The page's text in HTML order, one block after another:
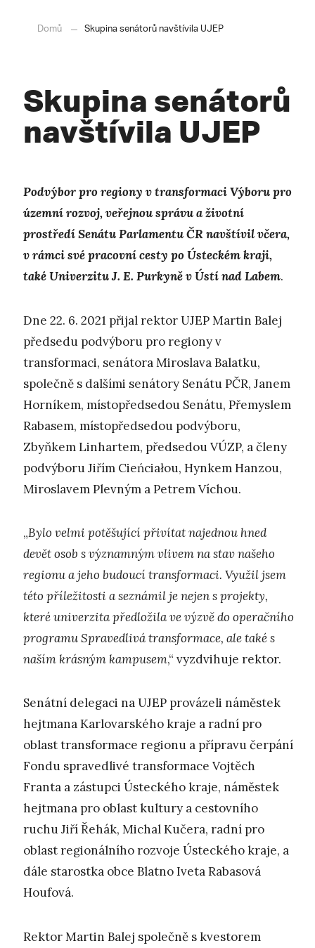
Domů Skupina senátorů navštívila UJEP
Skupina senátorů
navštívila UJEP
Podvýbor pro regiony v transformaci Výboru pro
územní rozvoj, veřejnou správu a životní
prostředí Senátu Parlamentu ČR navštívil včera,
v rámci své pracovní cesty po Ústeckém kraji,
také Univerzitu J. E. Purkyně v Ústí nad Labem.
Dne 22. 6. 2021 přijal rektor UJEP Martin Balej
předsedu podvýboru pro regiony v
transformaci, senátora Miroslava Balatku,
společně s dalšími senátory Senátu PČR, Janem
Horníkem, místopředsedou Senátu, Přemyslem
Rabasem, místopředsedou podvýboru,
Zbyňkem Linhartem, předsedou VÚZP, a členy
podvýboru Jiřím Cieńciałou, Hynkem Hanzou,
Miroslavem Plevným a Petrem Víchou.
„Bylo velmi potěšující přivítat najednou hned
devět osob s významným vlivem na stav našeho
regionu a jeho budoucí transformaci. Využil jsem
této příležitosti a seznámil je nejen s projekty,
které univerzita předložila ve výzvě do operačního
programu Spravedlivá transformace, ale také s
naším krásným kampusem,“ vyzdvihuje rektor.
Senátní delegaci na UJEP provázeli náměstek
hejtmana Karlovarského kraje a radní pro
oblast transformace regionu a přípravu čerpání
Fondu spravedlivé transformace Vojtěch
Franta a zástupci Ústeckého kraje, náměstek
hejtmana pro oblast kultury a cestovního
ruchu Jiří Řehák, Michal Kučera, radní pro
oblast regionálního rozvoje Ústeckého kraje, a
dále starostka obce Blatno Iveta Rabasová
Houfová.
Rektor Martin Balej společně s kvestorem